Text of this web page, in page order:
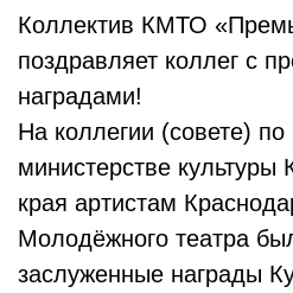
Коллектив КМТО
поздравляет коллег с
наградами!
На коллегии (совете) по
министерстве культуры
края артистам
Молодёжного театра
заслуженные награды